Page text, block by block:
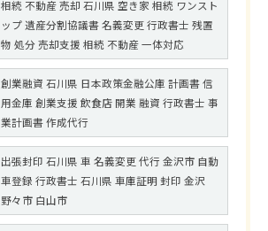
相続 不動産 売却 石川県 空き家 相続 ワンスト
ップ 遺産分割協議書 名義変更 行政書士 残置
物 処分 売却支援 相続 不動産 一体対応
創業融資 石川県 日本政策金融公庫 計画書 信
用金庫 創業支援 飲食店 開業 融資 行政書士 事
業計画書 作成代行
出張封印 石川県 車 名義変更 代行 金沢市 自動
車登録 行政書士 石川県 車庫証明 封印 金沢
野々市 白山市